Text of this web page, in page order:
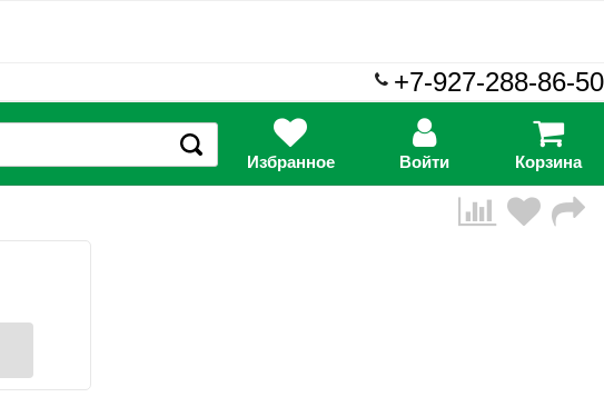
+7-927-288-86-50
Избранное Войти Корзина